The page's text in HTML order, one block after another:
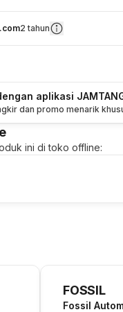
2 tahun
aplikasi
dan promo menarik
ini di toko offline:
FOSSIL
Fossil